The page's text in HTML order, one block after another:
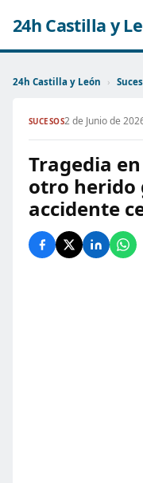
24h Castilla y
24h Castilla y León ›
SUCESOS2 de Junio de
Tragedia
otro herido
accidente